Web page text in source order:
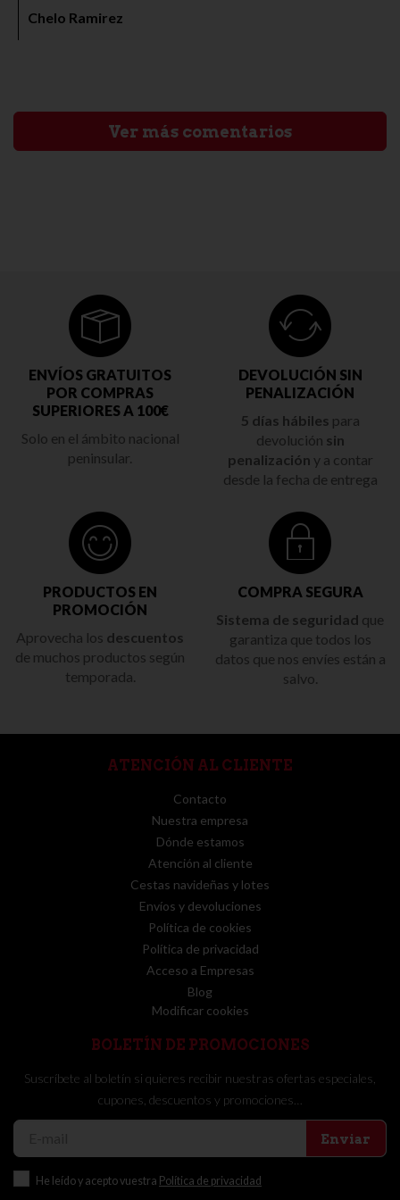
Chelo Ramirez
Ver más comentarios
ENVÍOS GRATUITOS
POR COMPRAS
SUPERIORES A 100€
Solo en el ámbito nacional
peninsular.
DEVOLUCIÓN SIN
PENALIZACIÓN
5 días hábiles para
devolución sin
penalización y a contar
desde la fecha de entrega
PRODUCTOS EN
PROMOCIÓN
Aprovecha los descuentos
de muchos productos según
temporada.
COMPRA SEGURA
Sistema de seguridad que
garantiza que todos los
datos que nos envíes están a
salvo.
ATENCIÓN AL CLIENTE
Contacto
Nuestra empresa
Dónde estamos
Atención al cliente
Cestas navideñas y lotes
Envíos y devoluciones
Política de cookies
Política de privacidad
Acceso a Empresas
Blog
Modificar cookies
BOLETÍN DE PROMOCIONES
Suscríbete al boletín si quieres recibir nuestras ofertas especiales,
cupones, descuentos y promociones…
Enviar
He leído y acepto vuestra Política de privacidad